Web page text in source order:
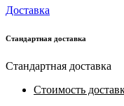
Доставка
Стандартная доставка
Стандартная доставка
Стоимость